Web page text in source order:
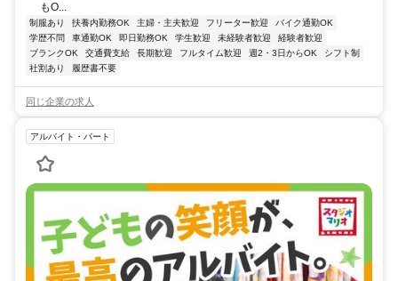
もO...
制服あり 扶養内勤務OK 主婦・主夫歓迎 フリーター歓迎
バイク通勤OK
学歴不問
車通勤OK 即日勤務OK 学生歓迎 未経験者歓迎
経験者歓迎
ブランクOK
交通費支給 長期歓迎 フルタイム歓迎 週2・3日からOK
シフト制
社割あり
履歴書不要
同じ企業の求人
アルバイト・パート